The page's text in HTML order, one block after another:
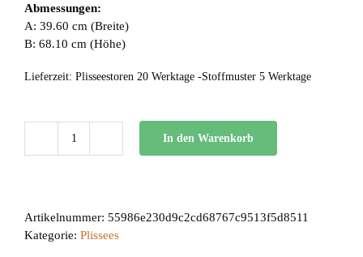
Abmessungen:
A: 39.60 cm (Breite)
B: 68.10 cm (Höhe)
Lieferzeit: Plisseestoren 20 Werktage -Stoffmuster 5 Werktage
BB
In den Warenkorb
Artikelnummer: 55986e230d9c2cd68767c9513f5d8511
Kategorie: Plissees